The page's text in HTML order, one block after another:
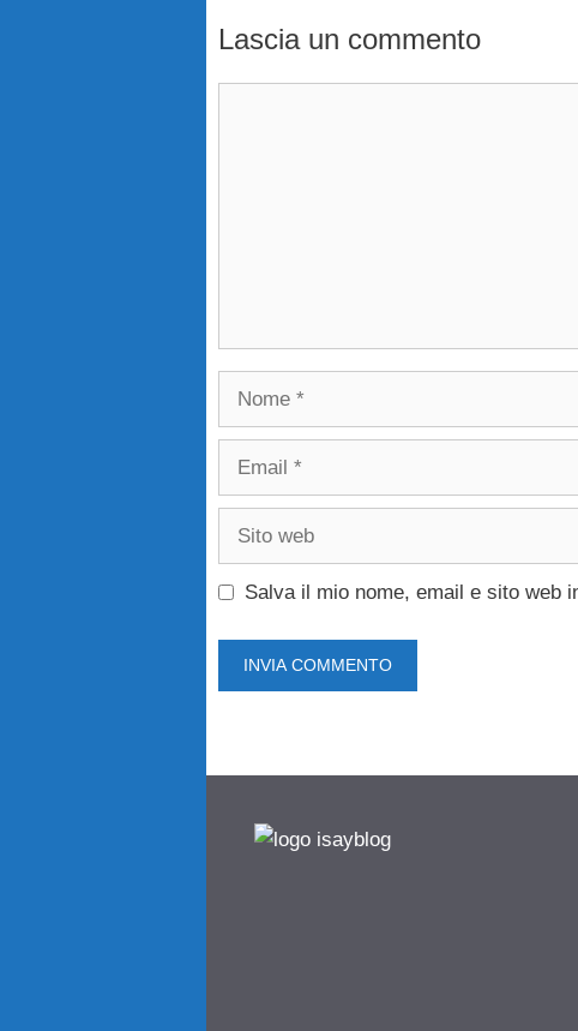
Lascia un commento
Nome
Email
Sito
Salva il mio nome, email e sito web